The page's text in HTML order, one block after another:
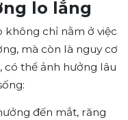
lo lắng
không chỉ nằm ở việc
mà còn là nguy cơ
có thể ảnh hưởng lâu
đến mắt, răng